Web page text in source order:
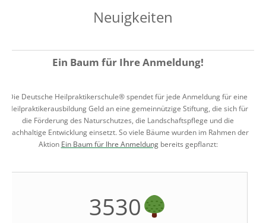
Neuigkeiten
Ein Baum für Ihre Anmeldung!
Die Deutsche Heilpraktikerschule® spendet für jede Anmeldung für eine
Heilpraktikerausbildung Geld an eine gemeinnützige Stiftung, die sich für
die Förderung des Naturschutzes, die Landschaftspflege und die
nachhaltige Entwicklung einsetzt. So viele Bäume wurden im Rahmen der
Aktion Ein Baum für Ihre Anmeldungbereits gepflanzt:
3530